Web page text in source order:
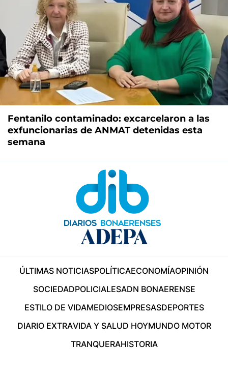
Fentanilo contaminado: excarcelaron a las
exfuncionarias de ANMAT detenidas esta
semana
ÚLTIMAS NOTICIASPOLÍTICAECONOMÍAOPINIÓN
SOCIEDADPOLICIALESADN BONAERENSE
ESTILO DE VIDAMEDIOSEMPRESASDEPORTES
DIARIO EXTRAVIDA Y SALUD HOYMUNDO MOTOR
TRANQUERAHISTORIA